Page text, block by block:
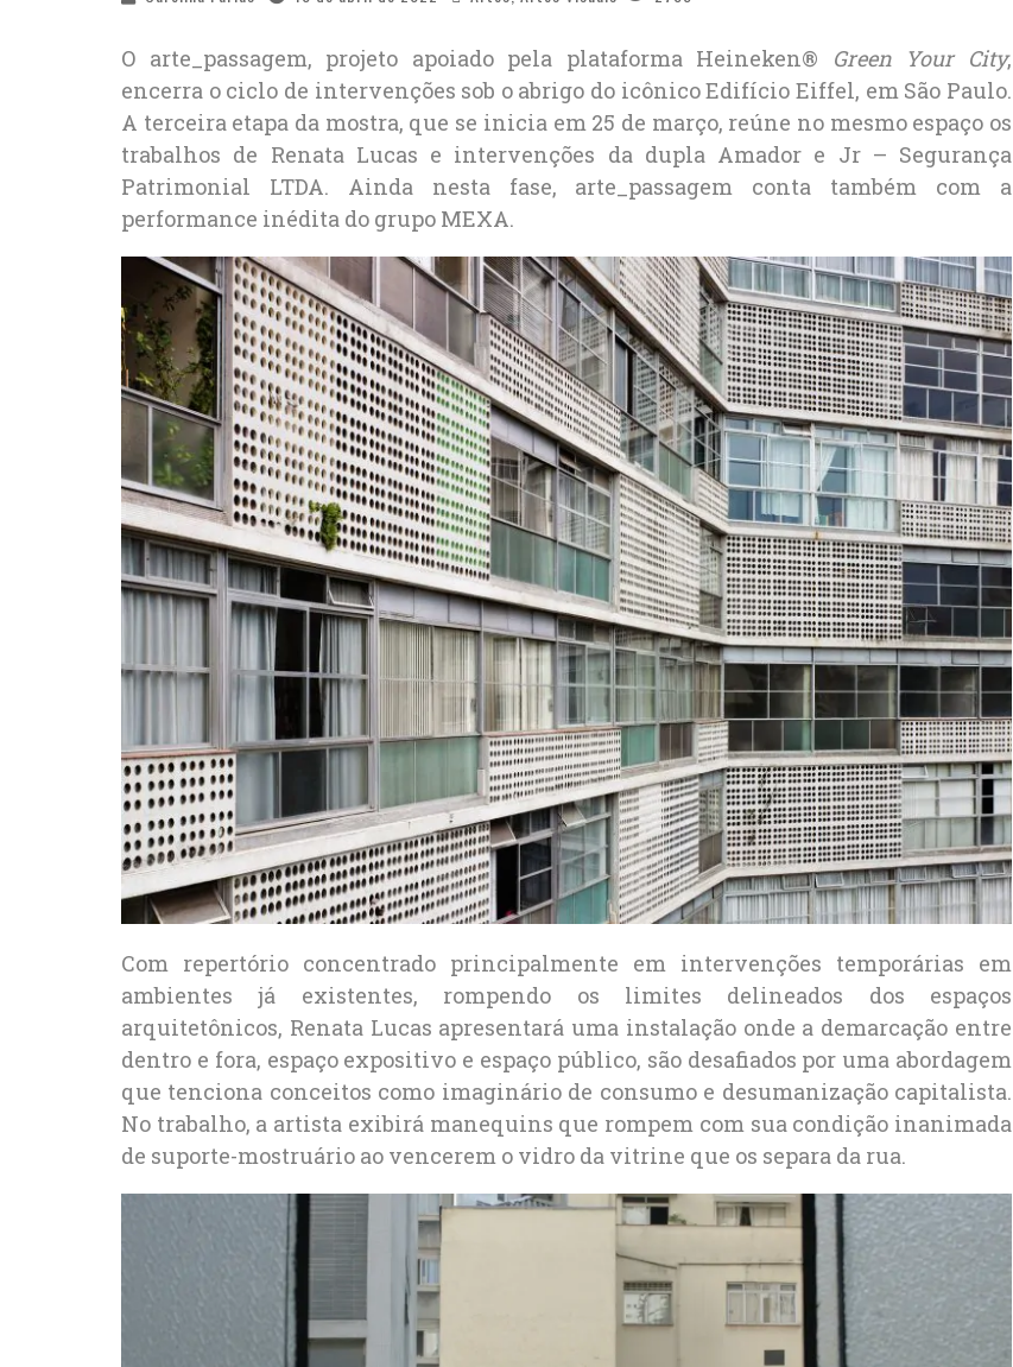
O arte_passagem, projeto apoiado pela plataforma Heineken® Green Your City,
encerra o ciclo de intervenções sob o abrigo do icônico Edifício Eiffel, em São Paulo.
A terceira etapa da mostra, que se inicia em 25 de março, reúne no mesmo espaço os
trabalhos de Renata Lucas e intervenções da dupla Amador e Jr – Segurança
Patrimonial LTDA. Ainda nesta fase, arte_passagem conta também com a
performance inédita do grupo MEXA.
Com repertório concentrado principalmente em intervenções temporárias em
ambientes já existentes, rompendo os limites delineados dos espaços
arquitetônicos, Renata Lucas apresentará uma instalação onde a demarcação entre
dentro e fora, espaço expositivo e espaço público, são desafiados por uma abordagem
que tenciona conceitos como imaginário de consumo e desumanização capitalista.
No trabalho, a artista exibirá manequins que rompem com sua condição inanimada
de suporte-mostruário ao vencerem o vidro da vitrine que os separa da rua.